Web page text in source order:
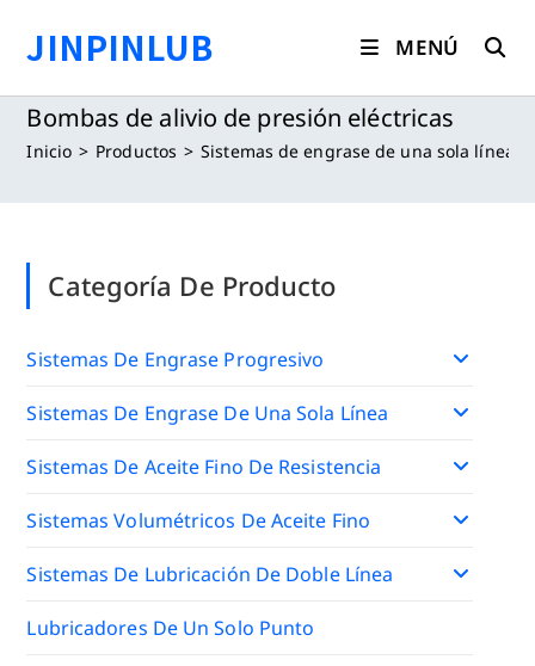
contenido
JINPINLUB MENÚ
Bombas de alivio de presión eléctricas
Inicio > Productos > Sistemas de engrase de una sola línea
Categoría De Producto
Sistemas De Engrase Progresivo
Sistemas De Engrase De Una Sola Línea
Sistemas De Aceite Fino De Resistencia
Sistemas Volumétricos De Aceite Fino
Sistemas De Lubricación De Doble Línea
Lubricadores De Un Solo Punto